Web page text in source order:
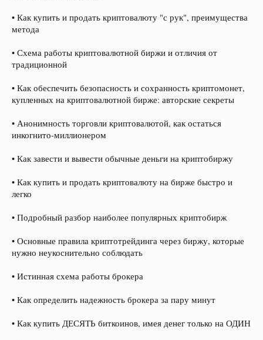
• Как купить и продать криптовалюту "с рук", преимущества
метода
• Схема работы криптовалютной биржи и отличия от
традиционной
• Как обеспечить безопасность и сохранность криптомонет,
купленных на криптовалютной бирже: авторские секреты
• Анонимность торговли криптовалютой, как остаться
инкогнито-миллионером
• Как завести и вывести обычные деньги на криптобиржу
• Как купить и продать криптовалюту на бирже быстро и
легко
• Подробный разбор наиболее популярных криптобирж
• Основные правила криптотрейдинга через биржу, которые
нужно неукоснительно соблюдать
• Истинная схема работы брокера
• Как определить надежность брокера за пару минут
• Как купить ДЕСЯТЬ биткоинов, имея денег только на ОДИН